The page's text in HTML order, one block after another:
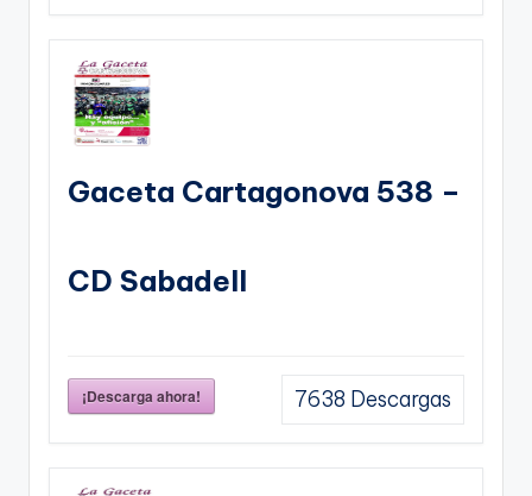
Gaceta Cartagonova 538 –
CD Sabadell
¡Descarga ahora! 7638 Descargas